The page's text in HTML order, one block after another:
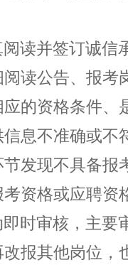
读并签订诚信
读公告、报
的资格条件
息不准确或
发现不具备
资格或应聘资
时审核，主要
报其他岗位